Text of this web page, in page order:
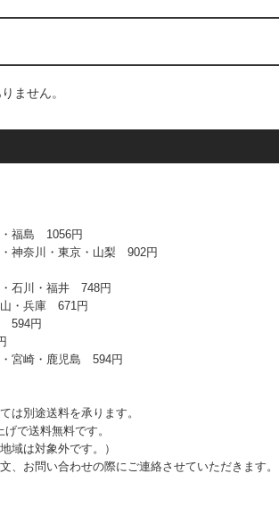
ません。
・福島 1056円
神奈川・東京・山梨 902円
石川・福井 748円
山・兵庫 671円
594円
宮崎・鹿児島 594円
は別途送料を承ります。
で送料無料です。
域は対象外です。）
、お問い合わせの際にご連絡させていただきます。